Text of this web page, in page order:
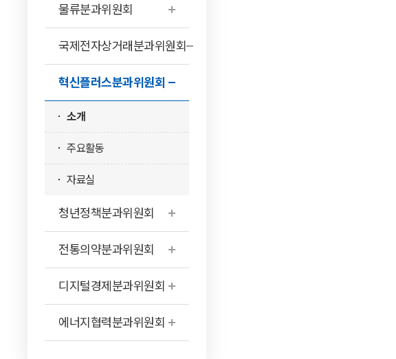
물류분과위원회
국제전자상거래분과위원회
혁신플러스분과위원회
소개
주요활동
자료실
청년정책분과위원회
전통의약분과위원회
디지털경제분과위원회
에너지협력분과위원회